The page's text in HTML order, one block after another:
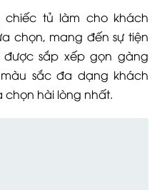
tủ làm cho khách
chọn, mang đến sự tiện
sắp xếp gọn gàng
sắc đa dạng khách
chọn hài lòng nhất.